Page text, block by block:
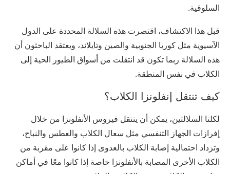
السلوقية.
قبل هذا الاكتشاف، اقتصرت هذه السلالة المحددة على الدول
الآسيوية مثل كوريا الجنوبية والصين وتايلاند، ويعتقد الباحثون أن
هذه السلالة ربما تكون قد انتقلت من أسواق الطيور الحية إلى
الكلاب في نفس المنطقة.
كيف تنتقل إنفلونزا الكلاب؟
لكلتا السلالتين، يمكن أن ينتقل فيروس الأنفلونزا من خلال
إفرازات الجهاز التنفسي مثل سعال الكلاب والعطس والنباح،
وتزداد احتمالية إصابة الكلاب بالعدوى إذا كانوا على مقربة من
الكلاب الأخرى المصابة بالأنفلونزا خاصة إذا كانوا معًا في أماكن